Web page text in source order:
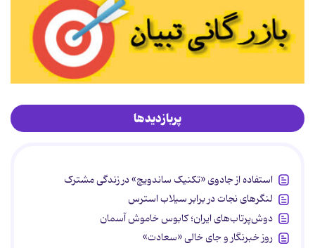
پربازدیدها
استفاده از جادوی «تکنیک ساندویچ» در زندگی مشترک
لنگرهای نجات در برابر سیلاب استرس
دوش‌پرتاب‌های ایران؛ کابوس خاموش آسمان
روز خبرنگار و جای خالی «سعادت»